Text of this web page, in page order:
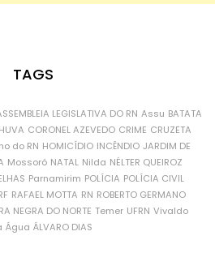
TAGS
LEGISLATIVA DO RN Assu BATATA
CORONEL AZEVEDO CRIME CRUZETA
do RN HOMICÍDIO INCÊNDIO JARDIM DE
Mossoró NATAL Nilda NÉLTER QUEIROZ
Parnamirim POLÍCIA POLÍCIA CIVIL
RAFAEL MOTTA RN ROBERTO GERMANO
NEGRA DO NORTE Temer UFRN Vivaldo
Água ÁLVARO DIAS